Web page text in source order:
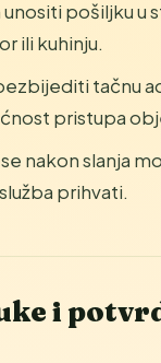
unositi pošiljku u
ili kuhinju.
tačnu
pristupa
nakon slanja
prihvati.
i